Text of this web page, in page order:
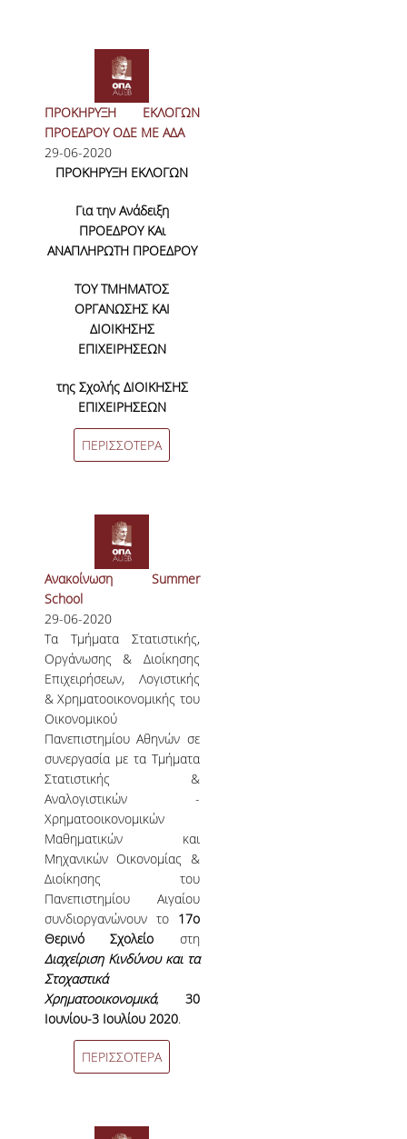
ΕΠΑΓΓΕΛΜΑΤΙΚΕΣ ΠΡΟΟΠΤΙΚΕΣ
ΑΝΘΡΩΠΙΝΟ ΔΥΝΑΜΙΚΟ
ΕΝΤΕΤΑΛΜΕΝΟΙ ΔΙΔΑΣΚΟΝΤΕΣ ΑΚΑΔ.ΕΤΟΥΣ
ΜΕΛΗ Ε.ΔΙ.Π
ΜΕΛΗ Ε.Τ.Ε.Π.
ΔΙΟΙΚΗΤΙΚΟ ΠΡΟΣΩΠΙΚΟ
ΜΗΤΡΩΑ
ΠΡΟΣΩΠΙΚΟΥ
ΟΔΗΓΟΣ ΣΠΟΥΔΩΝ
ΠΡΟΓΡΑΜΜΑ ΣΠΟΥΔΩΝ
ΚΑΤΕΥΘΥΝΣΕΙΣ
ΠΡΟΓΡΑΜΜΑ ERASMUS+
INCOMING STUDENTS
OUTGOING STUDENTS
ΠΡΑΚΤΙΚΗ ΑΣΚΗΣΗ
ΟΔΗΓΟΣ ΕΚΠΟΝΗΣΗΣ ΕΡΓΑΣΙΩΝ
ΔΙΑΔΙΚΑΣΙΑ ΠΑΡΑΠΟΝΩΝ ΦΟΙΤΗΤΩΝ
ΚΑΘΗΓΗΤΕΣ - ΣΥΜΒΟΥΛΟΙ ΣΠΟΥΔΩΝ
ΜΕΤΑΠΤΥΧΙΑΚΕΣ ΣΠΟΥΔΕΣ
ΔΙΔΑΚΤΟΡΙΚΕΣ ΣΠΟΥΔΕΣ
ΠΙΝΑΚΑΣ ΥΠΟΨΗΦΙΩΝ ΔΙΔΑΚΤΟΡΩΝ
ΔΙΑΣΦΑΛΙΣΗ ΠΟΙΟΤΗΤΑΣ
ΠΡΟΚΗΡΥΞΗ ΕΚΛΟΓΩΝ
ΠΡΟΕΔΡΟΥ ΟΔΕ ΜΕ ΑΔΑ
29-06-2020
ΠΡΟΚΗΡΥΞΗ ΕΚΛΟΓΩΝ
Για την Ανάδειξη
ΠΡΟΕΔΡΟΥ ΚΑι
ΑΝΑΠΛΗΡΩΤΗ ΠΡΟΕΔΡΟΥ
ΤΟΥ ΤΜΗΜΑΤΟΣ
ΟΡΓΑΝΩΣΗΣ ΚΑΙ
ΔΙΟΙΚΗΣΗΣ
ΕΠΙΧΕΙΡΗΣΕΩΝ
της Σχολής ΔΙΟΙΚΗΣΗΣ
ΕΠΙΧΕΙΡΗΣΕΩΝ
ΠΕΡΙΣΣΟΤΕΡΑ
Aνακοίνωση Summer
School
29-06-2020
Τα Τμήματα Στατιστικής,
Οργάνωσης & Διοίκησης
Επιχειρήσεων, Λογιστικής
& Χρηματοοικονομικής του
Οικονομικού
Πανεπιστημίου Αθηνών σε
συνεργασία με τα Τμήματα
Στατιστικής &
Αναλογιστικών -
Χρηματοοικονομικών
Μαθηματικών και
Μηχανικών Οικονομίας &
Διοίκησης του
Πανεπιστημίου Αιγαίου
συνδιοργανώνουν το 17ο
Θερινό
Σχολείο στη
Διαχείριση Κινδύνου και τα
Στοχαστικά
Χρηματοοικονομικά, 30
Ιουνίου-3 Ιουλίου 2020.
ΠΕΡΙΣΣΟΤΕΡΑ
Σελίδες